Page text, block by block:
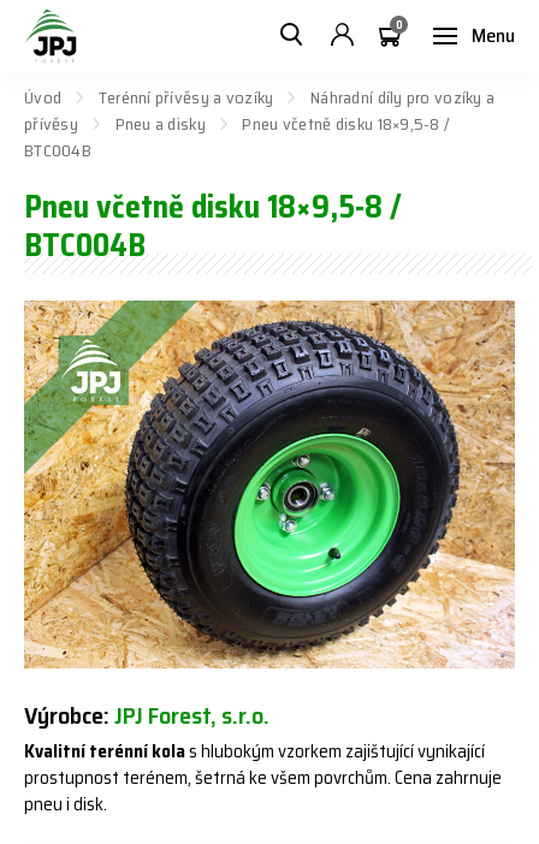
Menu
0
Úvod Terénní přívěsy a vozíky
Náhradní díly pro vozíky a
přívěsy
Pneu a disky
Pneu včetně disku 18×9,5-8 /
BTC004B
Pneu včetně disku 18×9,5-8 /
BTC004B
Výrobce:JPJ Forest, s.r.o.
Kvalitní terénní kolas hlubokým vzorkem zajištující vynikající
prostupnost terénem, šetrná ke všem povrchům. Cena zahrnuje
pneu i disk.